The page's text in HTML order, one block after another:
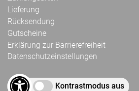
Lieferung
Rücksendung
Gutscheine
Erklärung zur Barrierefreiheit
Datenschutzeinstellungen
Kontrastmodus aus